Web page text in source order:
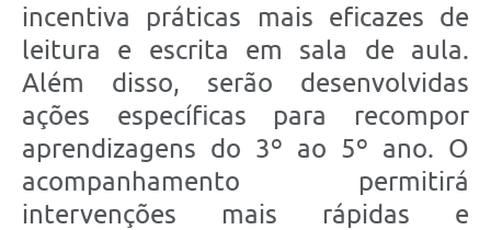
incentiva práticas mais eficazes de
leitura e escrita em sala de aula.
Além disso, serão desenvolvidas
ações específicas para recompor
aprendizagens do 3º ao 5º ano. O
acompanhamento permitirá
intervenções mais rápidas e